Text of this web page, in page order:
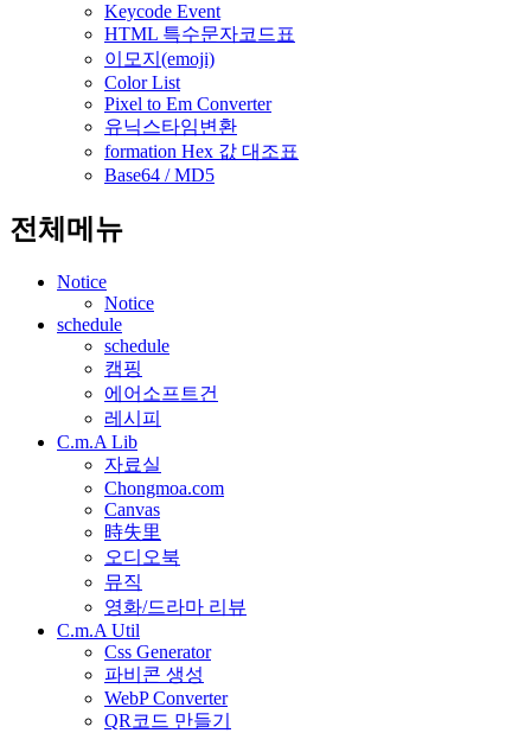
Keycode Event
HTML 특수문자코드표
이모지(emoji)
Color List
Pixel to Em Converter
유닉스타임변환
formation Hex 값 대조표
Base64 / MD5
전체메뉴
Notice
Notice
schedule
schedule
캠핑
에어소프트건
레시피
C.m.A Lib
자료실
Chongmoa.com
Canvas
時失里
오디오북
뮤직
영화/드라마 리뷰
C.m.A Util
Css Generator
파비콘 생성
WebP Converter
QR코드 만들기